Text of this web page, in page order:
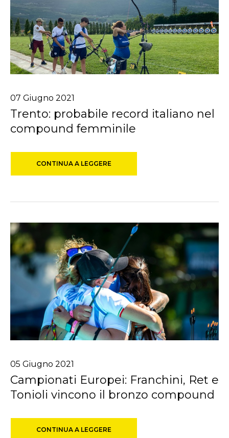
07 Giugno 2021
Trento: probabile record italiano nel
compound femminile
CONTINUA A LEGGERE
05 Giugno 2021
Campionati Europei: Franchini, Ret e
Tonioli vincono il bronzo compound
CONTINUA A LEGGERE